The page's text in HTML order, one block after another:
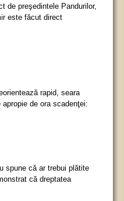
de preşedintele Pandurilor,
este făcut direct
rapid, seara
de ora scadenţei:
spune că ar trebui plătite
că dreptatea